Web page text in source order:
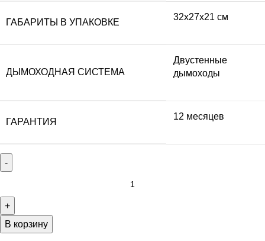
ГАБАРИТЫ В УПАКОВКЕ
32x27x21 см
ДЫМОХОДНАЯ СИСТЕМА
Двустенные
дымоходы
ГАРАНТИЯ
12 месяцев
В корзину